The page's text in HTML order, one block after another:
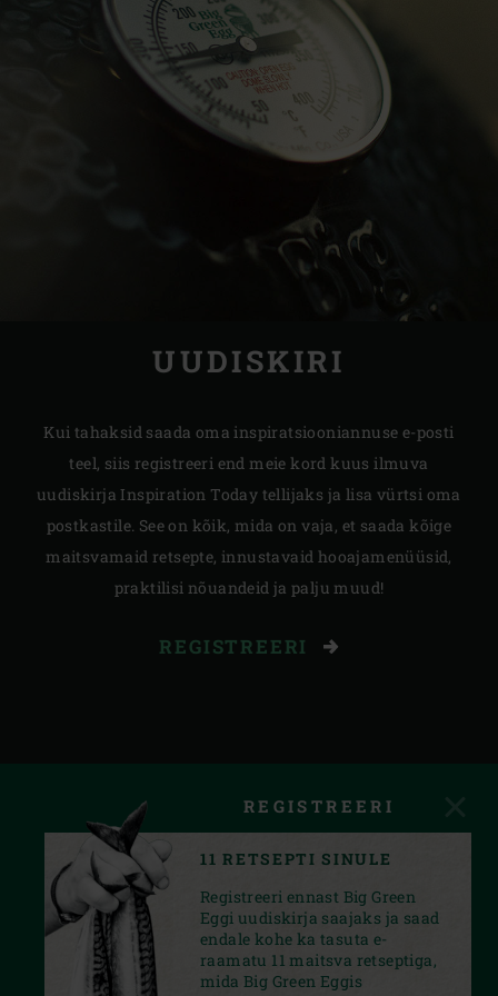
UUDISKIRI
Kui tahaksid saada oma inspiratsiooniannuse e-posti
teel, siis registreeri end meie kord kuus ilmuva
uudiskirja Inspiration Today tellijaks ja lisa vürtsi oma
postkastile. See on kõik, mida on vaja, et saada kõige
maitsvamaid retsepte, innustavaid hooajamenüüsid,
praktilisi nõuandeid ja palju muud!
REGISTREERI
REGISTREERI
11 RETSEPTI SINULE
Registreeri ennast Big Green
Eggi uudiskirja saajaks ja saad
endale kohe ka tasuta e-
raamatu 11 maitsva retseptiga,
mida Big Green Eggis